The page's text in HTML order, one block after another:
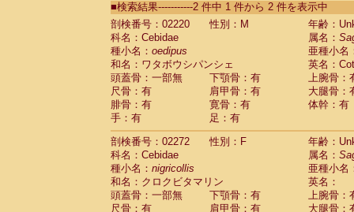
CebidaeSaguinus labiatus(0)
Cebidae Saguinus leucopus (0)
Cebidae
Cebidae
CebidaeSaguinus nigricollis (1)
Cebidae Saguinus oedipus
Cebidae Saguinus weddelli
Cebidae Saguinusspp.
Cebidae Aotus trivirgatus
Cebidae Cebus albifrons
Cebidae
CebidaeCebus capucinus
CebidaeCebus nigrivittatus
Cebidae Cebusspp.(0)
Cebidae Saimiri boliviensis
■検索結果-----------2 件中 1 件から 2 件を表示中
剖検番号：02220
性別：M
年齢：
科名：Cebidae
属名：
種小名： oedipus
亜種小名
和名：ワタボウシパンシェ
英名：
頭蓋骨：一部無
下顎骨：有
上腕骨：
尺骨：有
肩甲骨：有
大腿骨：
腓骨：有
寛骨：有
体幹：有
手：有
足：有
剖検番号：02272
性別：F
年齢：
科名：Cebidae
属名：
種小名： nigricollis
亜種小名
和名：クロクビタマリン
英名：
頭蓋骨：一部無
下顎骨：有
上腕骨：
尺骨：有
肩甲骨：有
大腿骨：